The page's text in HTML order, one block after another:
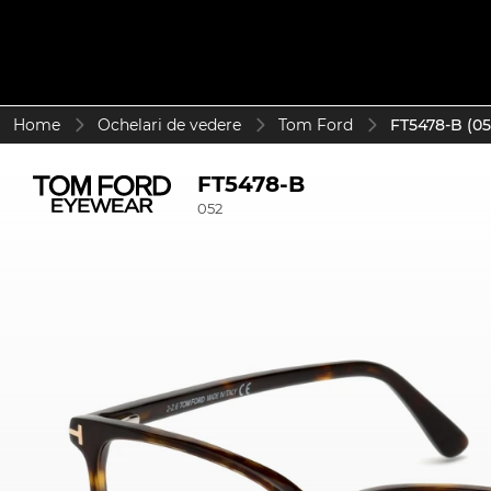
Home Ochelari de vedere Tom Ford FT5478-B
FT5478-B
052